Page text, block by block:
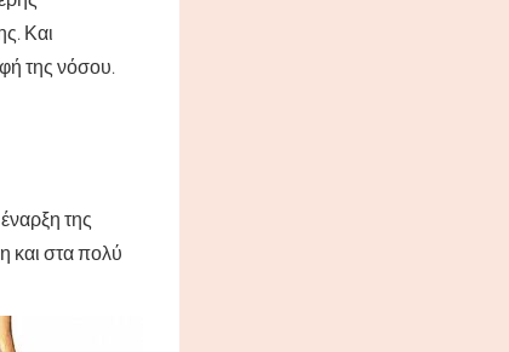
Και
της νόσου.
της
και στα πολύ